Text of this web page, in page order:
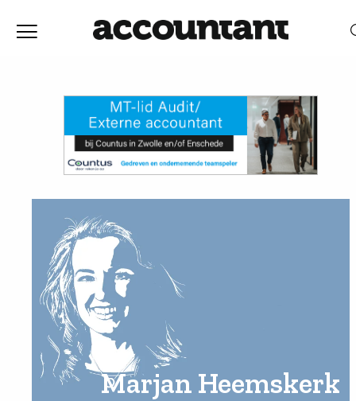
Discussie
Achtergrond
Marjan Heemskerk
RELEVANTIEDATUM